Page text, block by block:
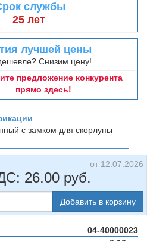
службы
25 лет
лучшей цены
Снизим цену!
предложение конкурента
прямо здесь!
с замком для скорлупы
от 12.07.2026
26.00руб.
Добавить в корзину
04-40000023